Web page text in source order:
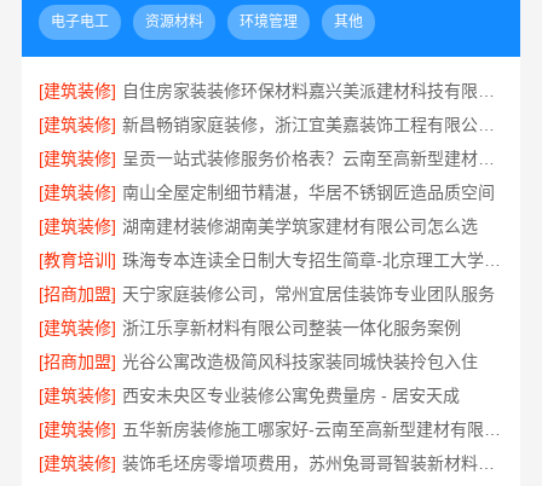
电子电工 资源材料 环境管理 其他
[建筑装修]
[建筑装修]
新昌畅销家庭装修，浙江宜美嘉装饰工程有限公司品质保证
[建筑装修]
呈贡一站式装修服务价格表？云南至高新型建材有限公司
[建筑装修] 南山全屋定制细节精湛，华居不锈钢匠造品质空间
[建筑装修] 湖南建材装修湖南美学筑家建材有限公司怎么选
[教育培训]
珠海专本连读全日制大专招生简章-北京理工大学珠海学院继续教育学院
[招商加盟] 天宁家庭装修公司，常州宜居佳装饰专业团队服务
[建筑装修] 浙江乐享新材料有限公司整装一体化服务案例
[招商加盟] 光谷公寓改造极简风科技家装同城快装拎包入住
[建筑装修] 西安未央区专业装修公寓免费量房 - 居安天成
[建筑装修]
[建筑装修]
装饰毛坯房零增项费用，苏州兔哥哥智装新材料有限公司